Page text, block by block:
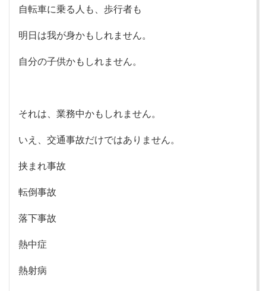
自転車に乗る人も、歩行者も
明日は我が身かもしれません。
自分の子供かもしれません。
それは、業務中かもしれません。
いえ、交通事故だけではありません。
挟まれ事故
転倒事故
落下事故
熱中症
熱射病